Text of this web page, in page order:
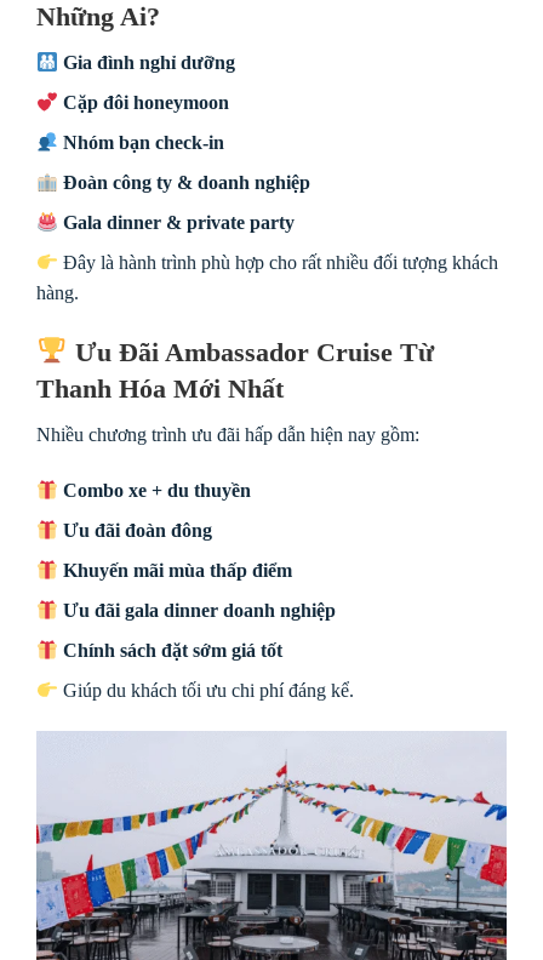
Những Ai?
Gia đình nghỉ dưỡng
Cặp đôi honeymoon
Nhóm bạn check-in
Đoàn công ty & doanh nghiệp
Gala dinner & private party
Đây là hành trình phù hợp cho rất nhiều đối tượng khách
hàng.
Ưu Đãi Ambassador Cruise Từ
Thanh Hóa Mới Nhất
Nhiều chương trình ưu đãi hấp dẫn hiện nay gồm:
Combo xe + du thuyền
Ưu đãi đoàn đông
Khuyến mãi mùa thấp điểm
Ưu đãi gala dinner doanh nghiệp
Chính sách đặt sớm giá tốt
Giúp du khách tối ưu chi phí đáng kể.